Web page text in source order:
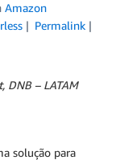
Amazon
Permalink
DNB – LATAM
solução para